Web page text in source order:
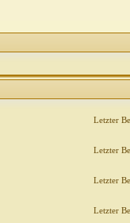
Letzter
Letzter
Letzter
Letzter